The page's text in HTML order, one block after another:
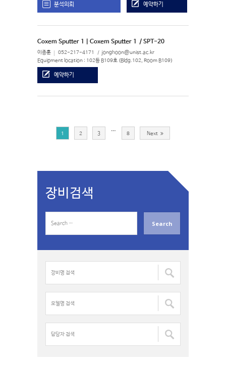
분석의뢰 예약하기
Coxem Sputter 1 | Coxem Sputter 1 / SPT-20
이종훈 052-217-4171 jonghoon@unist.ac.kr
Equipment location : 102동 B109호 (Bldg.102, Room B109)
예약하기
1 2 3 … 8 Next
장비검색
a
명
색
:
델
명
:자